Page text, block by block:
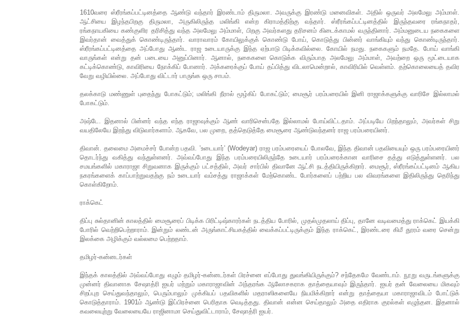
1610வரை ஸ்ரீரங்கப்பட்டினத்தை ஆண்டு வந்தார் இரண்டாம் திருமலா. அவருக்கு இரண்டு மனைவிகள். அதில் ஒருவர் அலமேலு அம்மாள்.
ஆட்சியை இழந்தபிறகு திருமலா, அருகிலிருந்த மலிங்கி என்ற கிராமத்திற்கு வந்தார். ஸ்ரீரங்கப்பட்டினத்தில் இருந்தவரை ரங்கநாதர்,
ரங்கநாயகியை கண்குளிர தரிசித்து வந்த அலமேலு அம்மாள், பிறகு அவர்களது தரிசனம் கிடைக்காமல் வருந்தினார். அம்மனுடைய நகைகளை
இவர்தான் வைத்துக் கொண்டிருந்தார். வாராவாரம் கோயிலுக்குக் கொண்டு போய், கொடுத்து பின்னர் வாங்கியும் வந்து கொண்டிருந்தார்.
ஸ்ரீரங்கப்பட்டினத்தை அப்போது ஆண்ட ராஜ உடையாருக்கு இந்த ஏற்பாடு பிடிக்கவில்லை. கோயில் நமது. நகைகளும் நமதே. போய் வாங்கி
வாருங்கள் என்று தன் படையை அனுப்பினார். ஆனால், நகைகளை கொடுக்க விரும்பாத அலமேலு அம்மாள், அவற்றை ஒரு மூட்டையாக
கட்டிக்கொண்டு, காவிரியை நோக்கிப் போனார். அக்கரைக்குப் போய் தப்பித்து விடலாமென்றால், காவிரியில் வெள்ளம். தற்கொலையைத் தவிர
வேறு வழியில்லை. அப்போது விட்டார் பாருங்க ஒரு சாபம்.
தலக்காடு மண்ணுள் புதைந்து போகட்டும்; மலிங்கி நீரால் மூழ்கிப் போகட்டும்; மைசூர் பரம்பரையில் இனி ராஜாக்களுக்கு வாரிசே இல்லாமல்
போகட்டும்.
அஷ்டே. இதனால் பின்னர் வந்த எந்த ராஜாவுக்கும் ஆண் வாரிசென்பதே இல்லாமல் போய்விட்டதாம். அப்படியே பிறந்தாலும், அவர்கள் சிறு
வயதிலேயே இறந்து விடுவார்களாம். ஆகவே, பல முறை, தத்தெடுத்தே மைசூரை ஆண்டுவந்தனர் ராஜ பரம்பரையினர்.
திவான். தலைமை அமைச்சர் போன்ற பதவி. ’உடையார்’ (Wodeyar) ராஜ பரம்பரையைப் போலவே, இந்த திவான் பதவியையும் ஒரு பரம்பரையினர்
தொடர்ந்து வகித்து வந்துள்ளனர். அவ்வப்போது இந்த பரம்பரையிலிருந்தே உடையார் பரம்பரைக்கான வாரிசை தத்து எடுத்துள்ளனர். பல
சமயங்களில் மகாராஜா சிறுவனாக இருக்கும் பட்சத்தில், அவர் சார்பில் திவானே ஆட்சி நடத்தியிருக்கிறார். மைசூர், ஸ்ரீரங்கப்பட்டினம் ஆகிய
நகரங்களைக் காப்பாற்றுவதற்கு நம் உடையார் வம்சத்து ராஜாக்கள் மேற்கொண்ட போர்களைப் பற்றிய பல விவரங்களை இதிலிருந்து தெரிந்து
கொள்கிறோம்.
ராக்கெட்
திப்பு சுல்தானின் காலத்தில் மைசூரைப் பிடிக்க பிரிட்டிஷ்காரர்கள் நடத்திய போரில், முதல்முதலாய் திப்பு, தானே வடிவமைத்து ராக்கெட் இயக்கி
போரில் வெற்றிபெற்றாராம். இன்றும் லண்டன் அருங்காட்சியகத்தில் வைக்கப்பட்டிருக்கும் இந்த ராக்கெட், இரண்டரை கிமீ தூரம் வரை சென்று
இலக்கை அழிக்கும் வல்லமை பெற்றதாம்.
தமிழர்-கன்னடர்கள்
இந்தக் காலத்தில் அவ்வப்போது எழும் தமிழர்-கன்னடர்கள் பிரச்னை எப்போது துவங்கியிருக்கும்? சந்தேகமே வேண்டாம். நூறு வருடங்களுக்கு
முன்னர் திவானாக சேஷாத்ரி ஐயர் மற்றும் மகாராஜாவின் அந்தரங்க ஆலோசகராக தாத்தையாவும் இருந்தார். ஐயர் தன் வேலையை மிகவும்
சிறப்புற செய்துவந்தாலும், பெரும்பாலும் முக்கியப் பதவிகளில் மதராஸிகளையே நியமிக்கிறார் என்று தாத்தையா மகாராஜாவிடம் போட்டுக்
கொடுத்தாராம். 1901ம் ஆண்டு இப்பிரச்னை பெரிதாக வெடித்தது. திவான் என்ன செய்தாலும் அதை எதிராக குரல்கள் எழுந்தன. இதனால்
கவலையுற்று வேலையையே ராஜினாமா செய்துவிட்டாராம், சேஷாத்ரி ஐயர்.